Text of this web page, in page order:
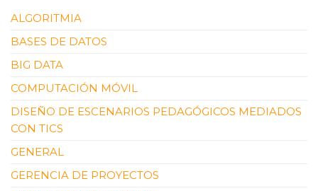
ALGORITMIA
BASES DE DATOS
BIG DATA
COMPUTACIÓN MÓVIL
DISEÑO DE ESCENARIOS PEDAGÓGICOS MEDIADOS
CON TICS
GENERAL
GERENCIA DE PROYECTOS